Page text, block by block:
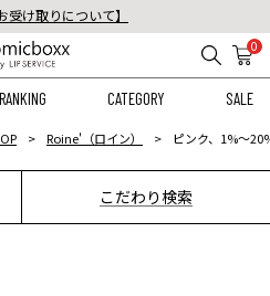
受け取りについて】
のご注文で送料無料！
0
RANKING CATEGORY SALE
Roine'（ロイン） ピンク、1%〜
こだわり検索